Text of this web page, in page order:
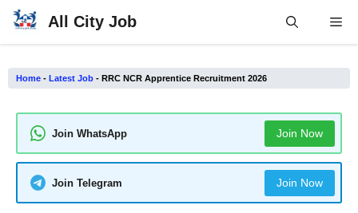
Skip
All City Job
Home - Latest Job - RRC NCR Apprentice Recruitment 2026
Join WhatsApp Join Now
Join Telegram Join Now